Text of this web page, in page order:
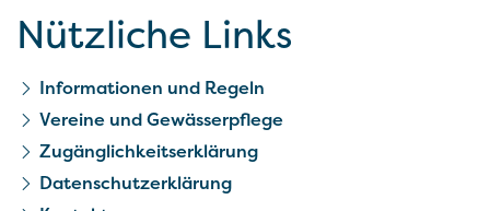
Nützliche Links
Informationen und Regeln
Vereine und Gewässerpflege
Zugänglichkeitserklärung
Datenschutzerklärung